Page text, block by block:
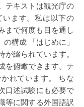
テキストは観光庁の
ます。私は以下の
まで何度も目を通し
構成 「はじめに」
綴られています。
を俯瞰できます。テ
れています。 ちな
口述試験にも必要で
等に関する外国語訳